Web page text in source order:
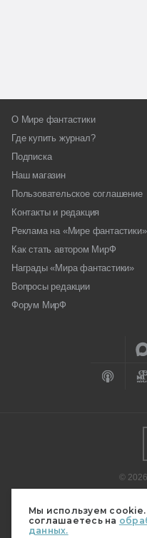
Мы используем
соглашаетесь на
данных.
О Мире фантастики
Где купить журнал?
Подписка
Наш магазин
Пользовательское соглашение
Контакты и редакция
Реклама на «Мире фантастики»
Как стать автором МирФ
Награды «Мира фантастики»
Вопросы редакции
Форум МирФ
©
Мнение авторов может
Свидетельство о